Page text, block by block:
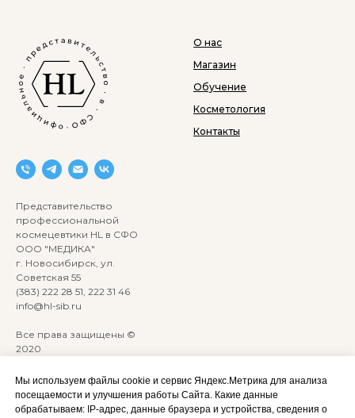
Мы используем файлы cookie и сервис Яндекс.Метрика для анализа
посещаемости и улучшения работы Сайта. Какие данные
обрабатываем: IP‑адрес, данные браузера и устройства, сведения о
Представительство
профессиональной
космецевтики HL в СФО
ООО "МЕДИКА"
г. Новосибирск, ул.
Советская 55
(383) 222 28 51, 222 31 46
info@hl-sib.ru
Все права защищены ©
2020
ANKRYONK
О нас
Магазин
Обучение
Косметология
Контакты